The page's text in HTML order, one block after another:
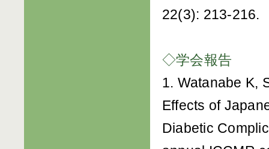
22(3): 213-216.
◇学会報告
1. Watanabe K,
Effects of
Diabetic